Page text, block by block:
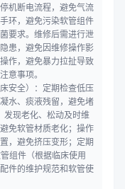
机断电流程，避免气流
环，避免污染软管组件
要求。维修后需进行泄
患，避免因维修操作影
作，避免暴力拉扯导致
意事项。
安全）：定期检查低压
水、痰液残留，避免堵
发现老化、松动及时维
免软管材质老化；操作
，避免挤压变形；定期
组件（根据临床使用
件的维护规范和软管使